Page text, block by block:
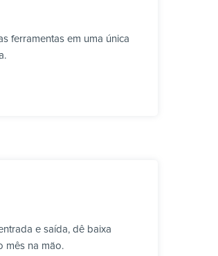
ferramentas em uma única
e saída, dê baixa
mês na mão.